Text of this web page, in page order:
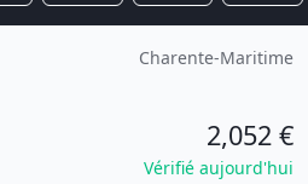
Charente-Maritime
2,052 €
Vérifié aujourd'hui